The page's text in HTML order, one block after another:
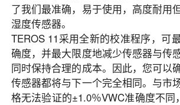
了我们最准确，易于使用，高度耐用
湿度传感器。
TEROS 11采用全新的校准程序，可
确度，并最大限度地减少传感器与传
同时保持合理的成本。因此，您可以
传感器都将与下一个完全相同。与市
格无法验证的±1.0％VWC准确度不同